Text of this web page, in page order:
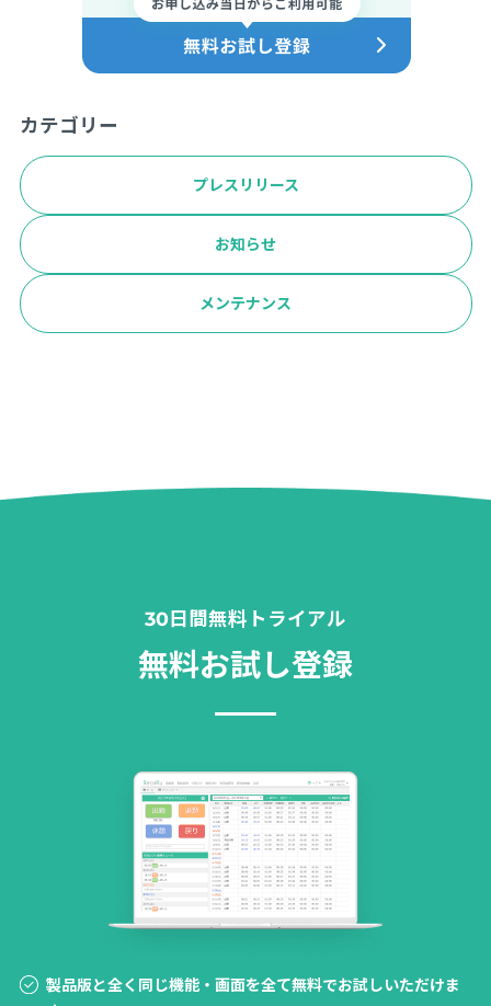
カテゴリー
プレスリリース
お知らせ
メンテナンス
30日間無料トライアル
無料お試し登録
製品版と全く同じ機能・画面を全て無料でお試しいただけま